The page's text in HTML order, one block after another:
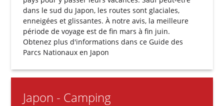
dans le sud du Japon, les routes sont glaciales,
enneigées et glissantes. À notre avis, la meilleure
période de voyage est de fin mars à fin juin.
Obtenez plus d'informations dans ceGuide des
Parcs Nationaux en Japon
Japon - Camping